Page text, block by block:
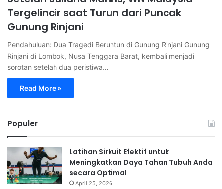
Tergelincir saat Turun dari Puncak
Gunung Rinjani
Pendahuluan: Dua Tragedi Beruntun di Gunung Rinjani Gunung
Rinjani di Lombok, Nusa Tenggara Barat, kembali menjadi
sorotan setelah dua peristiwa…
Read More »
Populer
Latihan Sirkuit Efektif untuk
Meningkatkan Daya Tahan Tubuh Anda
secara Optimal
April 25, 2026